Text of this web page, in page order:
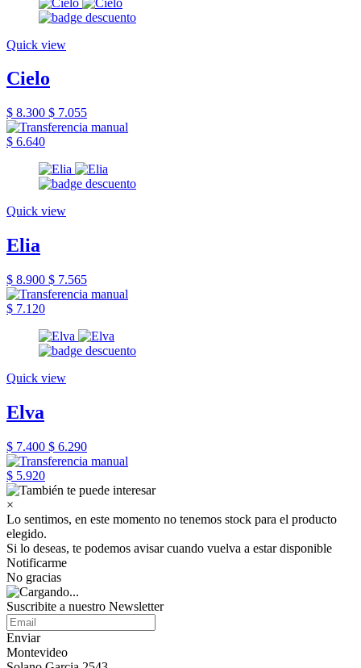
Quick view
Cielo
$ 8.300 $ 7.055
$ 6.640
Quick view
Elia
$ 8.900 $ 7.565
$ 7.120
Quick view
Elva
$ 7.400 $ 6.290
$ 5.920
×
Lo sentimos, en este momento no tenemos stock para el producto
elegido.
Si lo deseas, te podemos avisar cuando vuelva a estar disponible
Notificarme
No gracias
Suscribite a nuestro Newsletter
Enviar
Montevideo